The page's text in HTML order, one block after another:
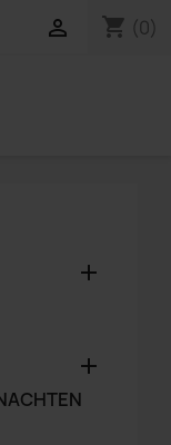
shopping_cart (0)


